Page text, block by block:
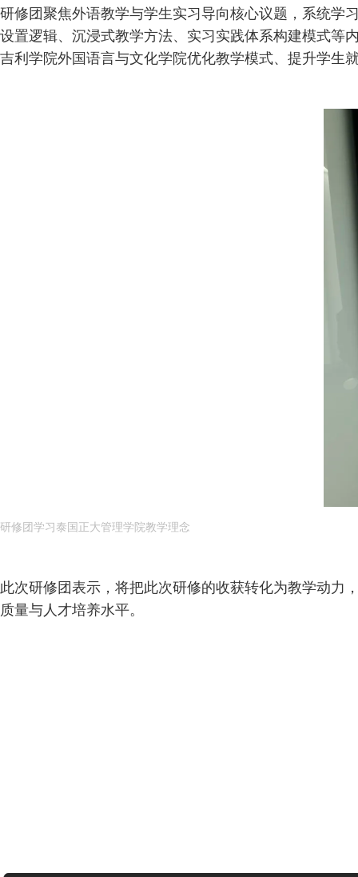
研修团聚焦外语教学与学生实习导向核心议题，系统学
设置逻辑、沉浸式教学方法、实习实践体系构建模式等
吉利学院外国语言与文化学院优化教学模式、提升学生
研修团学习泰国正大管理学院教学理念
此次研修团表示，将把此次研修的收获转化为教学动力
质量与人才培养水平。